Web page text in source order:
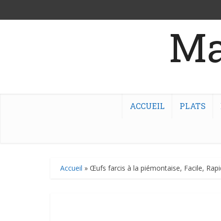
ACCUEIL PLATS
Accueil » Œufs farcis à la piémontaise, Facile,